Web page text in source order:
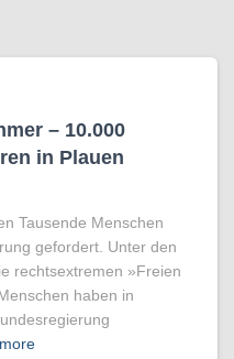
– 10.000
in Plauen
Tausende Menschen
gefordert. Unter den
rechtsextremen »Freien
haben in